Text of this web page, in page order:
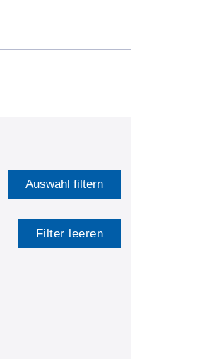
Auswahl filtern
Filter leeren